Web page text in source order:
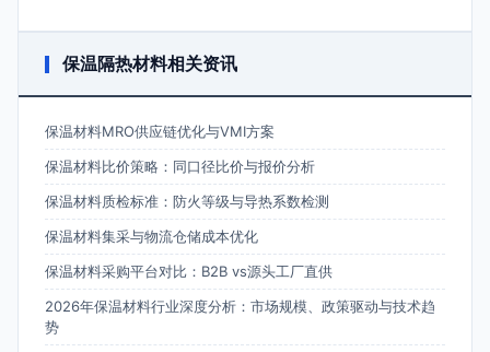
保温隔热材料相关资讯
保温材料MRO供应链优化与VMI方案
保温材料比价策略：同口径比价与报价分析
保温材料质检标准：防火等级与导热系数检测
保温材料集采与物流仓储成本优化
保温材料采购平台对比：B2B vs源头工厂直供
2026年保温材料行业深度分析：市场规模、政策驱动与技术趋
势